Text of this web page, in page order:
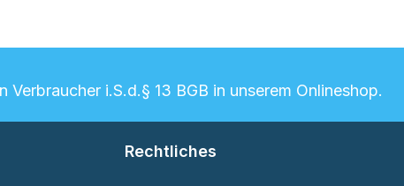
i.S.d.§ 13 BGB in unserem Onlineshop.
Rechtliches